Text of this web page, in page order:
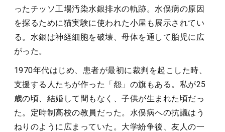
ったチッソ工場汚染水銀排水の軌跡。水俣病の原因
を探るために猫実験に使われた小屋も展示されてい
る。水銀は神経細胞を破壊、母体を通して胎児に広
がった。
1970年代はじめ、患者が最初に裁判を起こした時、
支援する人たちが作った「怨」の旗もある。私が25
歳の頃、結婚して間もなく、子供が生まれた頃だっ
た。定時制高校の教員だった。水俣病への抗議はう
ねりのように広まっていた。大学紛争後、友人の一